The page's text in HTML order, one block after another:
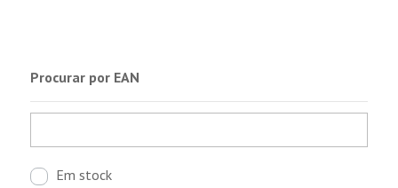
Procurar por EAN
Em stock